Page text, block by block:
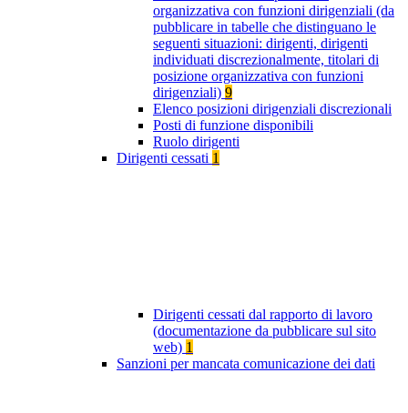
organizzativa con funzioni dirigenziali (da
pubblicare in tabelle che distinguano le
seguenti situazioni: dirigenti, dirigenti
individuati discrezionalmente, titolari di
posizione organizzativa con funzioni
dirigenziali) 9
Elenco posizioni dirigenziali discrezionali
Posti di funzione disponibili
Ruolo dirigenti
Dirigenti cessati 1
Dirigenti cessati dal rapporto di lavoro
(documentazione da pubblicare sul sito
web) 1
Sanzioni per mancata comunicazione dei dati